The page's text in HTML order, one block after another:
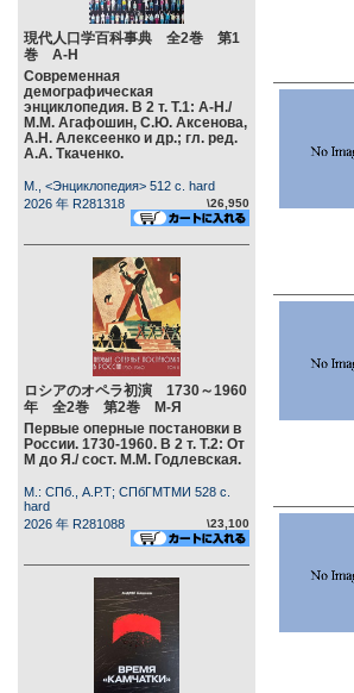
現代人口学百科事典 全2巻 第1
巻 А-Н
Современная
демографическая
энциклопедия. В 2 т. Т.1: А-Н./
М.М. Агафошин, С.Ю. Аксенова,
А.Н. Алексеенко и др.; гл. ред.
А.А. Ткаченко.
М., <Энциклопедия> 512 c. hard
2026 年 R281318
\26,950
ロシアのオペラ初演 1730～1960
年 全2巻 第2巻 М-Я
Первые оперные постановки в
России. 1730-1960. В 2 т. Т.2: От
М до Я./ сост. М.М. Годлевская.
М.: СПб., А.Р.Т; СПбГМТМИ 528 c.
hard
2026 年 R281088
\23,100